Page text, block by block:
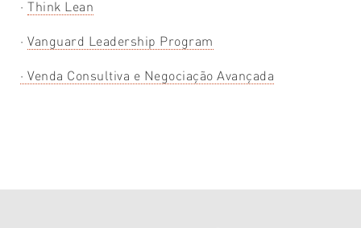
·Think Lean
·Vanguard Leadership Program
· Venda Consultiva e Negociação Avançada